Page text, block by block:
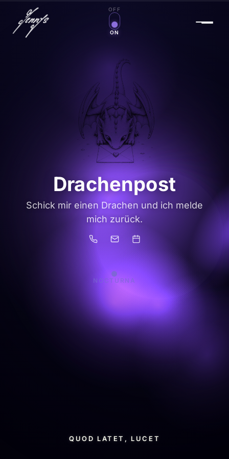
OFF
ON
Zauberwelt an/aus
Drachenpost
Schick mir einen Drachen und ich melde
mich zurück.
NOCTURNA
QUOD LATET, LUCET